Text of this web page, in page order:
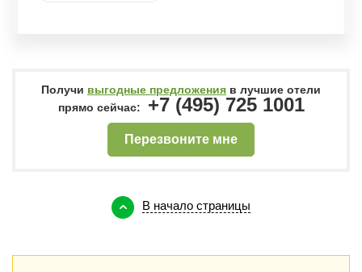
Получи выгодные предложения в лучшие отели
прямо сейчас:
+7 (495) 725 1001
Перезвоните мне
В начало страницы